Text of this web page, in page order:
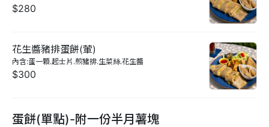
$280
花生醬豬排蛋餅(葷)
內含:蛋一顆.起士片.煎豬排.生菜絲.花生醬
$300
蛋餅(單點)-附一份半月薯塊